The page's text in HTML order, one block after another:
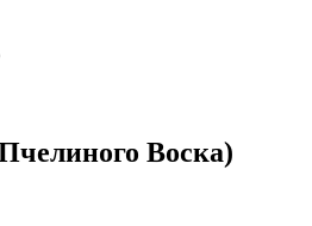
Воска)